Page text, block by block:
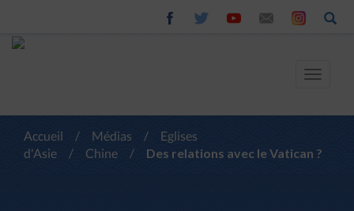
Toggle
Accueil / Médias /
Eglises
d'Asie
/ Chine / Des relations avec le Vatican ?